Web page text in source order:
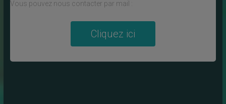
Vous pouvez nous contacter par mail :
Cliquez ici